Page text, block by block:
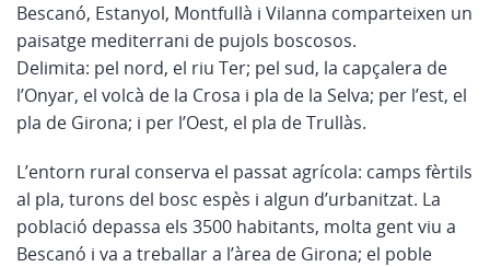
Bescanó, Estanyol, Montfullà i Vilanna comparteixen un
paisatge mediterrani de pujols boscosos.
Delimita: pel nord, el riu Ter; pel sud, la capçalera de
l’Onyar, el volcà de la Crosa i pla de la Selva; per l’est, el
pla de Girona; i per l’Oest, el pla de Trullàs.
L’entorn rural conserva el passat agrícola: camps fèrtils
al pla, turons del bosc espès i algun d’urbanitzat. La
població depassa els 3500 habitants, molta gent viu a
Bescanó i va a treballar a l’àrea de Girona; el poble